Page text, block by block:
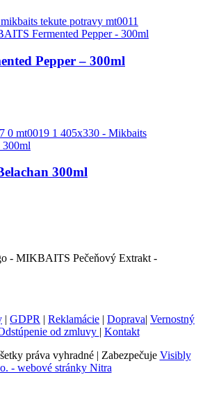
Pepper – 300ml
300ml
| GDPR | Reklamácie | Doprava| Vernostný
od zmluvy | Kontakt
práva vyhradné | Zabezpečuje Visibly
- webové stránky Nitra